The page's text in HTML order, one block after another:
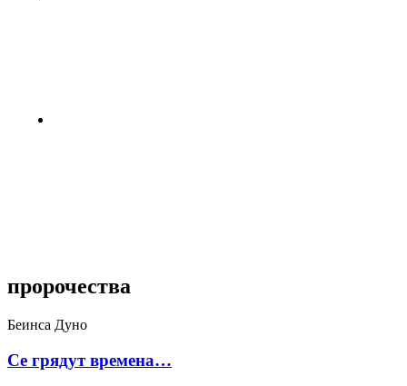
пророчества
Беинса Дуно
Се грядут времена…